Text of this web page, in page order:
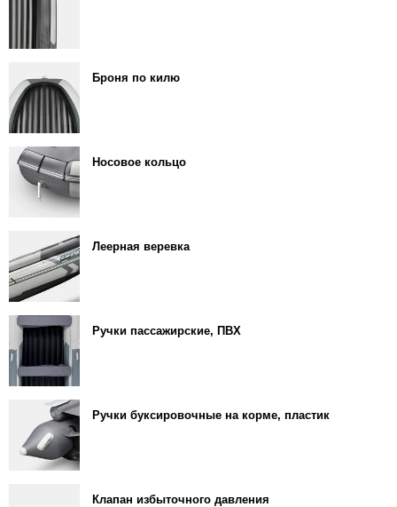
Броня по килю
Носовое кольцо
Леерная веревка
Ручки пассажирские, ПВХ
Ручки буксировочные на корме, пластик
Клапан избыточного давления